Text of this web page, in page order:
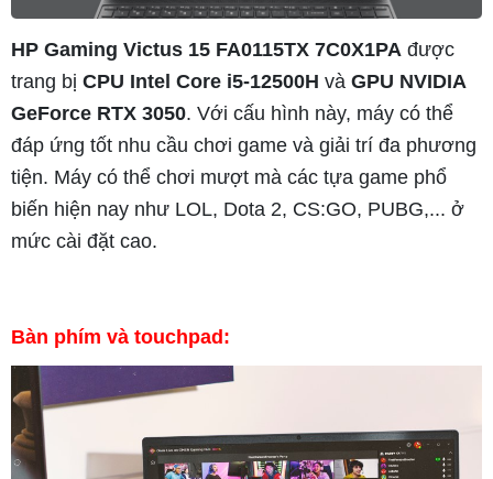
HP Gaming Victus 15 FA0115TX 7C0X1PA được
trang bị CPU Intel Core i5-12500H và GPU NVIDIA
GeForce RTX 3050. Với cấu hình này, máy có thể
đáp ứng tốt nhu cầu chơi game và giải trí đa phương
tiện. Máy có thể chơi mượt mà các tựa game phổ
biến hiện nay như LOL, Dota 2, CS:GO, PUBG,... ở
mức cài đặt cao.
Bàn phím và touchpad: